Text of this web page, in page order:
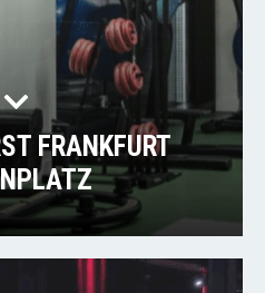
FRANKFURT